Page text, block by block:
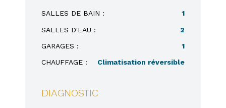
SALLES DE BAIN : 1
SALLES D'EAU : 2
GARAGES : 1
CHAUFFAGE : Climatisation réversible
DIAGNOSTIC